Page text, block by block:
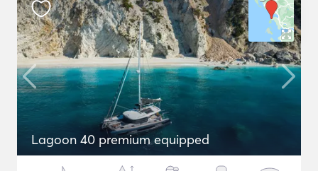
Lagoon 40 premium equipped